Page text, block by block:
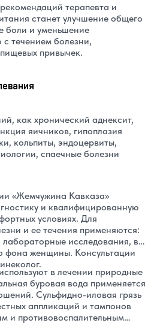
терапевта и
станет улучшение общего
боли и уменьшение
течением болезни,
привычек.
как хронический аднексит,
яичников, гипоплазия
кольпиты, эндоцервиты,
спаечные болезни
«Жемчужина Кавказа»
и квалифицированную
условиях. Для
и ее течения применяются:
исследования, в
фона женщины. Консультации
в лечении природные
буровая вода применяется
Сульфидно-иловая грязь
аппликаций и тампонов
и противовоспалительным